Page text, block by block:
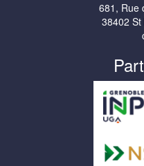
681, Rue
38402